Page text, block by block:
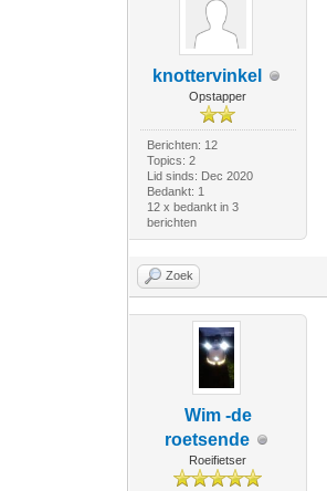
knottervinkel
Opstapper
Berichten: 12
Topics: 2
Lid sinds: Dec 2020
Bedankt: 1
12 x bedankt in 3
berichten
Zoek
Wim -de
roetsende
Roeifietser